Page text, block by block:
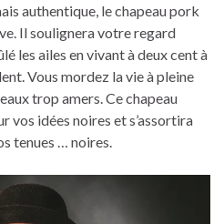
authentique, le chapeau pork
Il soulignera votre regard
les ailes en vivant à deux cent à
Vous mordez la vie à pleine
trop amers. Ce chapeau
vos idées noires et s’assortira
tenues … noires.